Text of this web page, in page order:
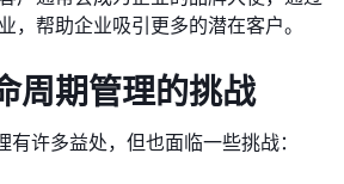
，帮助企业吸引更多的潜在客户。
周期管理的挑战
许多益处，但也面临一些挑战：